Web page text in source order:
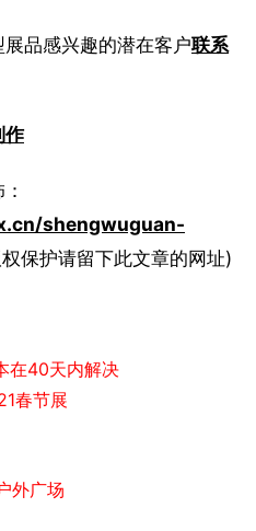
品感兴趣的潜在客户联系
作
shengwuguan-
保护请留下此文章的网址)
在40天内解决
春节展
外广场